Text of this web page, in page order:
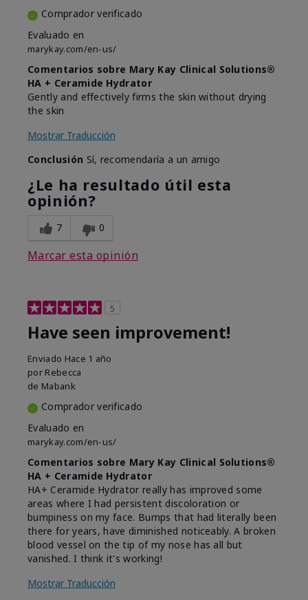
Comprador verificado
Evaluado en
marykay.com/en-us/
Comentarios sobre Mary Kay Clinical Solutions®
HA + Ceramide Hydrator
Gently and effectively firms the skin without drying
the skin
Mostrar Traducción
Conclusión Sí, recomendaría a un amigo
¿Le ha resultado útil esta
opinión?
7 0
Marcar esta opinión
5
Have seen improvement!
Enviado Hace 1 año
por Rebecca
de Mabank
Comprador verificado
Evaluado en
marykay.com/en-us/
Comentarios sobre Mary Kay Clinical Solutions®
HA + Ceramide Hydrator
HA+ Ceramide Hydrator really has improved some
areas where I had persistent discoloration or
bumpiness on my face. Bumps that had literally been
there for years, have diminished noticeably. A broken
blood vessel on the tip of my nose has all but
vanished. I think it's working!
Mostrar Traducción